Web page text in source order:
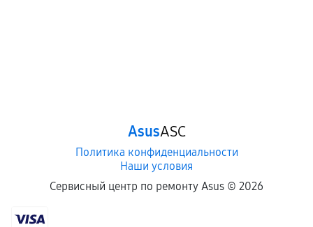
AsusASC
Политика конфиденциальности
Наши условия
Сервисный центр по ремонту Asus © 2026